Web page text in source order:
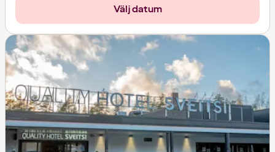
Välj datum